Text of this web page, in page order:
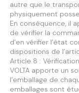
autre que le
physiquement
En conséquence, il
de vérifier la
d’en vérifier l’état
dispositions de
Article 8 :
VOLTA apporte un
l’emballage de
emballages sont